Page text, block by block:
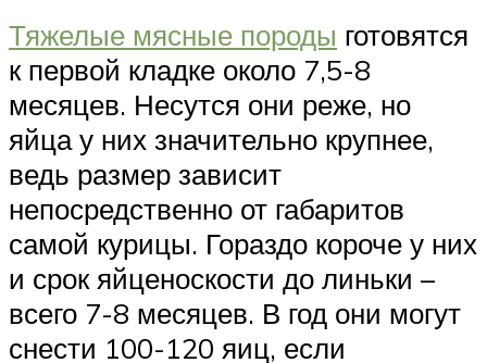
Тяжелые мясные породы готовятся
к первой кладке около 7,5-8
месяцев. Несутся они реже, но
яйца у них значительно крупнее,
ведь размер зависит
непосредственно от габаритов
самой курицы. Гораздо короче у них
и срок яйценоскости до линьки –
всего 7-8 месяцев. В год они могут
снести 100-120 яиц, если